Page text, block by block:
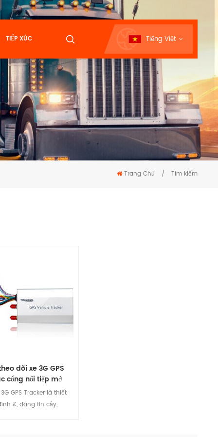
TIẾP XÚC Tiếng Việt
Trang Chủ / Tìm kiếm
dõi xe 3G GPS
cổng nối tiếp mở
GPS Tracker là thiết
&, đáng tin cậy,